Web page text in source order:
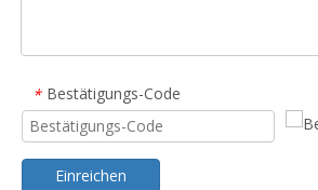
* Bestätigungs-Code
Einreichen